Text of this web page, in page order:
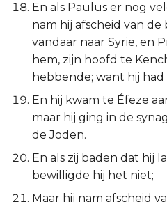
Nahum
Hábakuk
Zefánja
Haggaï
Zacharía
En als Paulus er nog
nam hij afscheid van
vandaar naar Syrië, en
hem, zijn hoofd te
hebbende; want hij
En hij kwam te Éfeze
maar hij ging in de
de Joden.
En als zij baden dat hij
bewilligde hij het niet;
Maar hij nam afscheid